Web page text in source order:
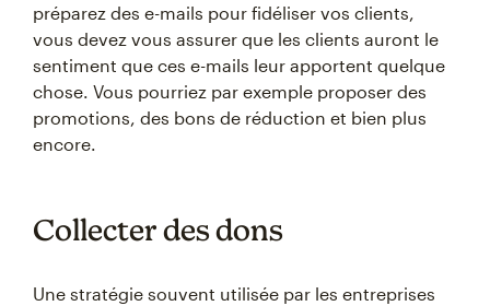
préparez des e-mails pour fidéliser vos clients,
vous devez vous assurer que les clients auront le
sentiment que ces e-mails leur apportent quelque
chose. Vous pourriez par exemple proposer des
promotions, des bons de réduction et bien plus
encore.
Collecter des dons
Une stratégie souvent utilisée par les entreprises